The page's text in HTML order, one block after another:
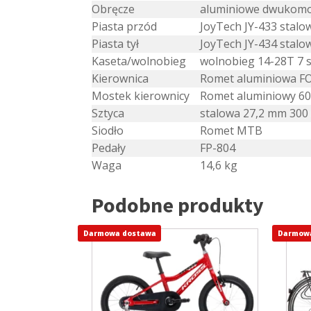
Obręcze
aluminiowe
Piasta przód
JoyTech JY-433
Piasta tył
JoyTech JY-434
Kaseta/wolnobieg
wolnobieg 14-28T 7
Kierownica
Romet aluminiowa
Mostek kierownicy
Romet aluminiowy
Sztyca
stalowa 27,2 mm 300
Siodło
Romet MTB
Pedały
FP-804
Waga
14,6 kg
Podobne produkty
Ten
wiele
wariantów.
Darmowa dostawa
Ten
ma
wiele